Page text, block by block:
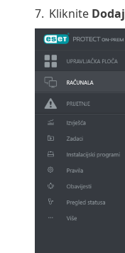
7. Kliknite Dodaj